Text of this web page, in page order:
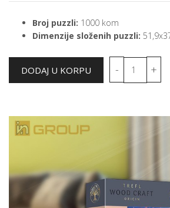
Broj puzzli: 1000 kom
Dimenzije složenih puzzli: